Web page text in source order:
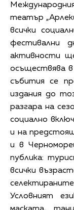
театър
всички
фестивални
активности
осъществява в
събития се
издания до
разгара на
социално
и на
и в
публика:
всички
Условният